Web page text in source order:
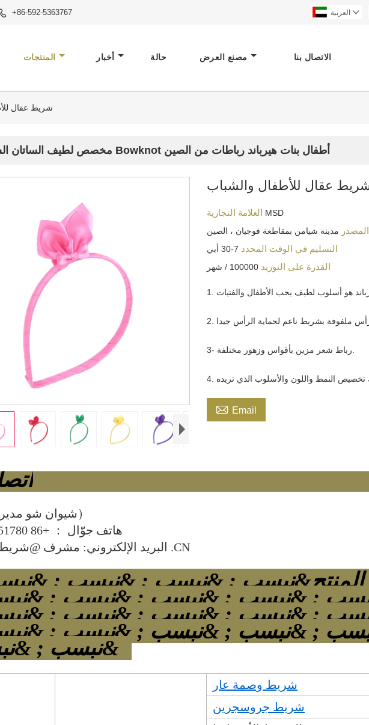
+86-592-5363767 العربية 
المنتجات أخبار حالة مصنع العرض الاتصال بنا
شريط عقال
مخصص لطيف الساتان الشريط Bowknot أطفال بنات هيرباند رباطات من الصين
عقال للأطفال والشباب
MSD
مدينة شيامن بمقاطعة فوجيان ، الصين
التسليم في الوقت المحدد 7-30 أبي
القدرة على التوريد 100000 / شهر
 Email
شيوان شو مدير مبيعات）
هاتف جوّال ： +86 13779951780
البريد الإلكتروني: مشرف @شريط -ينحني .CN
; &نبسب ; &نبسب ; &نبسب ;
; &نبسب ; &نبسب ; &نبسب ;
; &نبسب ; &نبسب ; &نبسب ;
شريط وصمة عار
شريط جروسجرين